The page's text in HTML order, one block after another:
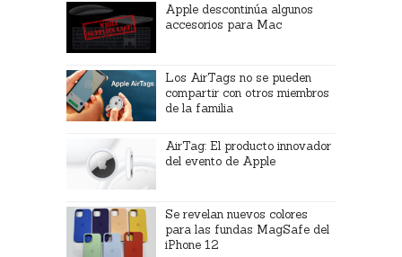
Apple descontinúa algunos
accesorios para Mac
Los AirTags no se pueden
compartir con otros miembros
de la familia
AirTag: El producto innovador
del evento de Apple
Se revelan nuevos colores
para las fundas MagSafe del
iPhone 12